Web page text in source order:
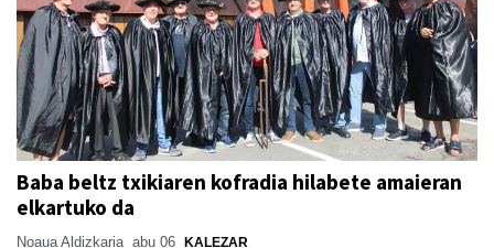
Baba beltz txikiaren kofradia hilabete amaieran
elkartuko da
Noaua Aldizkaria abu 06 KALEZAR